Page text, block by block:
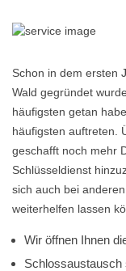
Schon in dem ersten
Wald gegründet
häufigsten getan
häufigsten auftreten.
geschafft noch mehr
Schlüsseldienst
sich auch bei
weiterhelfen lassen
Wir öffnen Ihnen
Schlossaustausch